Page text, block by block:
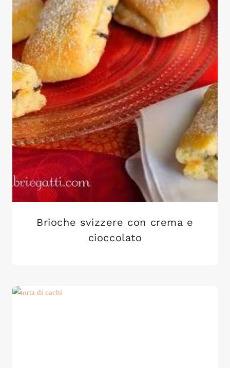
Brioche svizzere con crema e
cioccolato